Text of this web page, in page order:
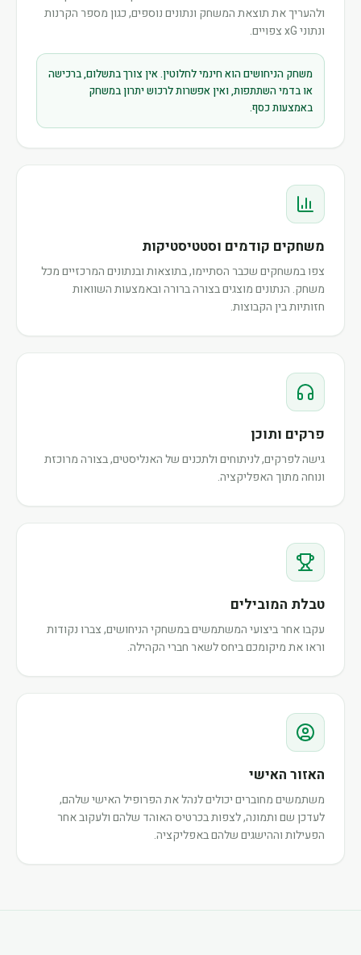
ולהעריך את תוצאת המשחק ונתונים נוספים, כגון מספר הקרנות
ונתוני xG צפויים.
משחק הניחושים הוא חינמי לחלוטין. אין צורך בתשלום, ברכישה
או בדמי השתתפות, ואין אפשרות לרכוש יתרון במשחק
באמצעות כסף.
משחקים קודמים וסטטיסטיקות
צפו במשחקים שכבר הסתיימו, בתוצאות ובנתונים המרכזיים מכל
משחק. הנתונים מוצגים בצורה ברורה ובאמצעות השוואות
חזותיות בין הקבוצות.
פרקים ותוכן
גישה לפרקים, לניתוחים ולתכנים של האנליסטים, בצורה מרוכזת
ונוחה מתוך האפליקציה.
טבלת המובילים
עקבו אחר ביצועי המשתמשים במשחקי הניחושים, צברו נקודות
וראו את מיקומכם ביחס לשאר חברי הקהילה.
האזור האישי
משתמשים מחוברים יכולים לנהל את הפרופיל האישי שלהם,
לעדכן שם ותמונה, לצפות בכרטיס האוהד שלהם ולעקוב אחר
הפעילות וההישגים שלהם באפליקציה.